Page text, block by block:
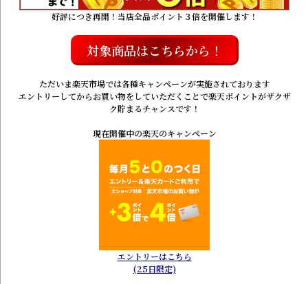
好評につき再開！当店全品ポイント３倍を開催します！
対象商品はこちらから！
ただいま楽天市場では各種キャンペーンが実施されております
エントリーしてからお買い物をしていただくことで楽天ポイントがザクザ
ク貯まるチャンスです！
現在開催中の楽天のキャンペーン
エントリーはこちら
(25日限定)